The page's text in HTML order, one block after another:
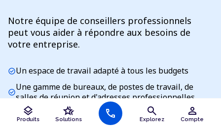
layers
Produits
hotel_class
Solutions call search
Explorez
person
Compte
Notre équipe de conseillers professionnels
peut vous aider à répondre aux besoins de
votre entreprise.
check_circleUn espace de travail adapté à tous les budgets
check_circleUne gamme de bureaux, de postes de travail, de
salles de réunion et d'adresses professionnelles
Accédez à l'espace de travail quand et où vous en
avez besoin